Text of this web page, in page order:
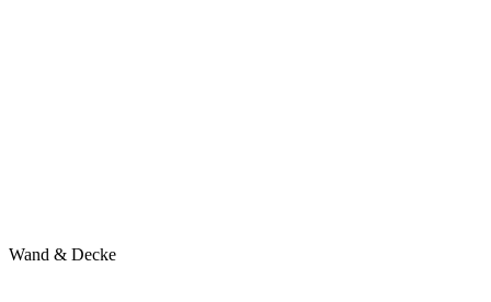
Wand & Decke